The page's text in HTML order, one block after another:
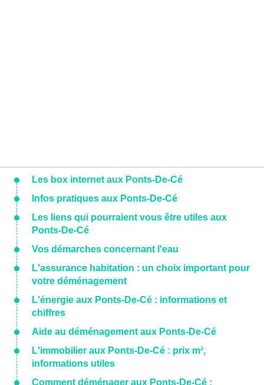
Les box internet aux Ponts-De-Cé
Infos pratiques aux Ponts-De-Cé
Les liens qui pourraient vous être utiles aux
Ponts-De-Cé
Vos démarches concernant l'eau
L'assurance habitation : un choix important pour
votre déménagement
L'énergie aux Ponts-De-Cé : informations et
chiffres
Aide au déménagement aux Ponts-De-Cé
L'immobilier aux Ponts-De-Cé : prix m²,
informations utiles
Comment déménager aux Ponts-De-Cé :